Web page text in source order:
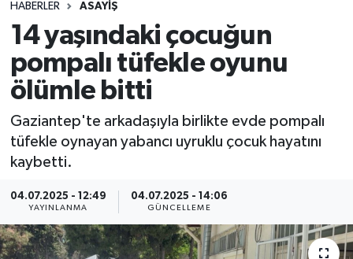
HABERLER ASAYİŞ
14 yaşındaki çocuğun
pompalı tüfekle oyunu
ölümle bitti
Gaziantep'te arkadaşıyla birlikte evde pompalı
tüfekle oynayan yabancı uyruklu çocuk hayatını
kaybetti.
04.07.2025 - 12:49
YAYINLANMA
04.07.2025 - 14:06
GÜNCELLEME
SPOR
YAŞAM
Son Dakika Haberleri
Haber Arşivi